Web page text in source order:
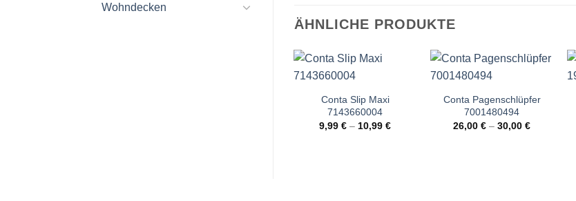
Wohndecken
ÄHNLICHE PRODUKTE
Conta Slip Maxi
7143660004
9,99€ – 10,99€
Conta Pagenschlüpfer
7001480494
26,00€ –30,00€